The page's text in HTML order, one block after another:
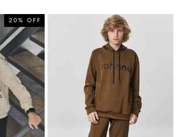
20% OFF